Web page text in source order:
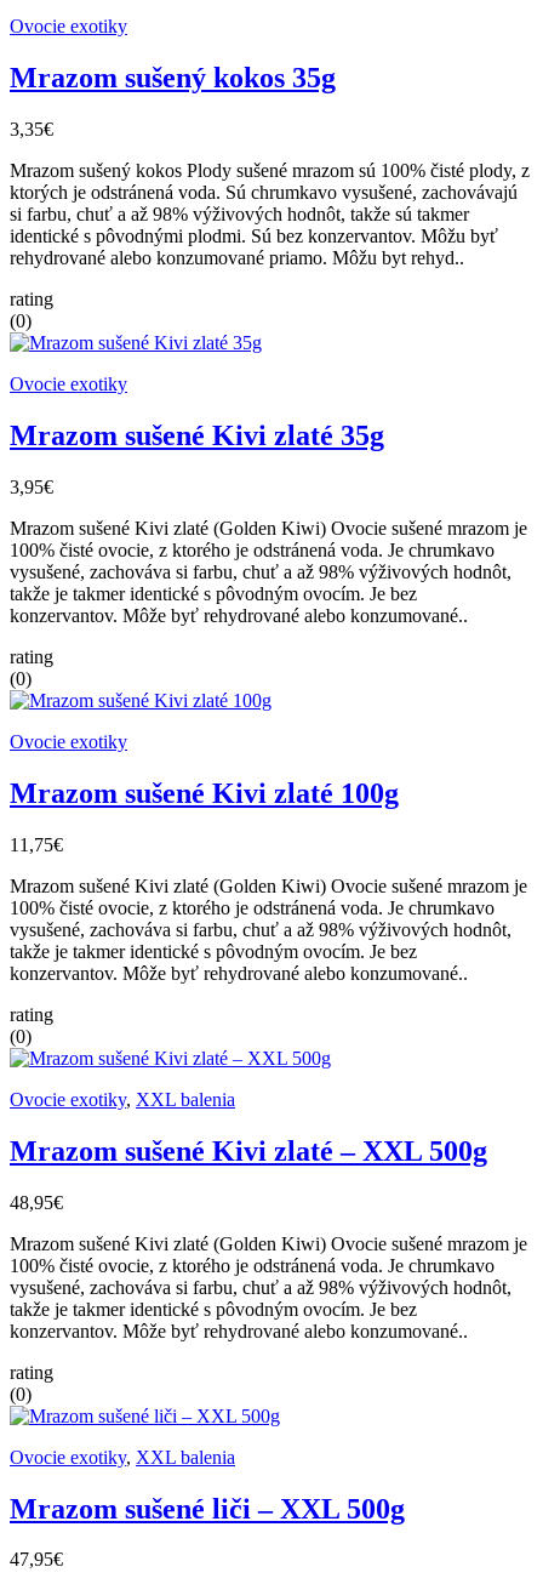
Ovocie exotiky
Mrazom sušený kokos 35g
3,35€
Mrazom sušený kokos Plody sušené mrazom sú 100% čisté plody, z
ktorých je odstránená voda. Sú chrumkavo vysušené, zachovávajú
si farbu, chuť a až 98% výživových hodnôt, takže sú takmer
identické s pôvodnými plodmi. Sú bez konzervantov. Môžu byť
rehydrované alebo konzumované priamo. Môžu byt rehyd..
rating
(0)
Ovocie exotiky
Mrazom sušené Kivi zlaté 35g
3,95€
Mrazom sušené Kivi zlaté (Golden Kiwi) Ovocie sušené mrazom je
100% čisté ovocie, z ktorého je odstránená voda. Je chrumkavo
vysušené, zachováva si farbu, chuť a až 98% výživových hodnôt,
takže je takmer identické s pôvodným ovocím. Je bez
konzervantov. Môže byť rehydrované alebo konzumované..
rating
(0)
Ovocie exotiky
Mrazom sušené Kivi zlaté 100g
11,75€
Mrazom sušené Kivi zlaté (Golden Kiwi) Ovocie sušené mrazom je
100% čisté ovocie, z ktorého je odstránená voda. Je chrumkavo
vysušené, zachováva si farbu, chuť a až 98% výživových hodnôt,
takže je takmer identické s pôvodným ovocím. Je bez
konzervantov. Môže byť rehydrované alebo konzumované..
rating
(0)
Ovocie exotiky, XXL balenia
Mrazom sušené Kivi zlaté – XXL 500g
48,95€
Mrazom sušené Kivi zlaté (Golden Kiwi) Ovocie sušené mrazom je
100% čisté ovocie, z ktorého je odstránená voda. Je chrumkavo
vysušené, zachováva si farbu, chuť a až 98% výživových hodnôt,
takže je takmer identické s pôvodným ovocím. Je bez
konzervantov. Môže byť rehydrované alebo konzumované..
rating
(0)
Ovocie exotiky, XXL balenia
Mrazom sušené liči – XXL 500g
47,95€